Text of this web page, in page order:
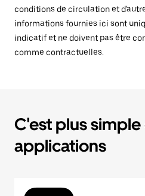
conditions de circulation et
informations fournies ici sont
indicatif et ne doivent pas être
comme contractuelles.
C'est plus simple
applications